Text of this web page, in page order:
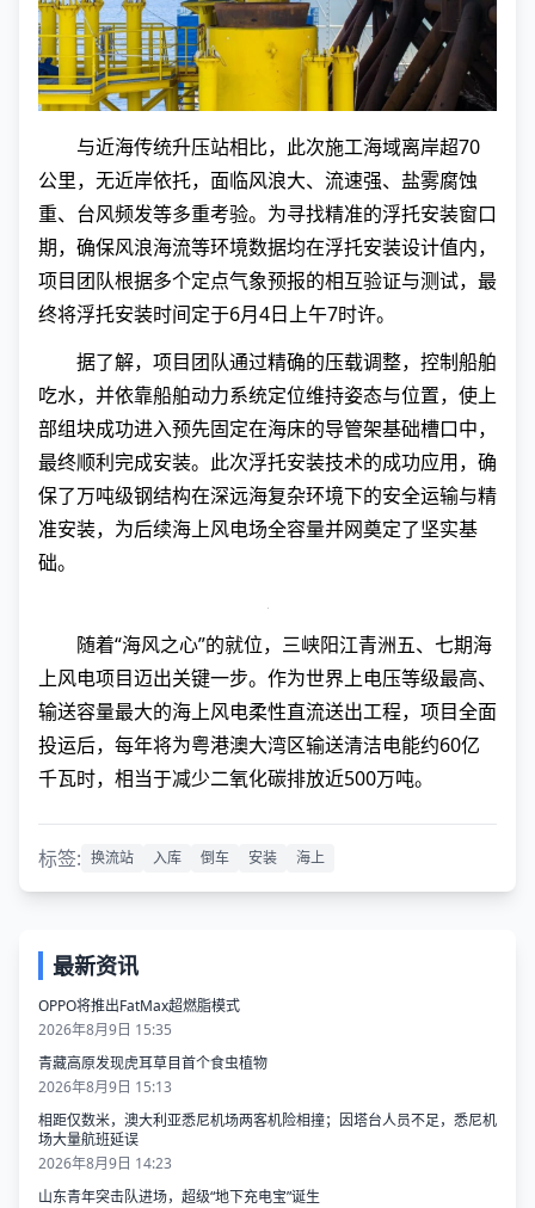
与近海传统升压站相比，此次施工海域离岸超70
公里，无近岸依托，面临风浪大、流速强、盐雾腐蚀
重、台风频发等多重考验。为寻找精准的浮托安装窗口
期，确保风浪海流等环境数据均在浮托安装设计值内，
项目团队根据多个定点气象预报的相互验证与测试，最
终将浮托安装时间定于6月4日上午7时许。
据了解，项目团队通过精确的压载调整，控制船舶
吃水，并依靠船舶动力系统定位维持姿态与位置，使上
部组块成功进入预先固定在海床的导管架基础槽口中，
最终顺利完成安装。此次浮托安装技术的成功应用，确
保了万吨级钢结构在深远海复杂环境下的安全运输与精
准安装，为后续海上风电场全容量并网奠定了坚实基
础。
随着“海风之心”的就位，三峡阳江青洲五、七期海
上风电项目迈出关键一步。作为世界上电压等级最高、
输送容量最大的海上风电柔性直流送出工程，项目全面
投运后，每年将为粤港澳大湾区输送清洁电能约60亿
千瓦时，相当于减少二氧化碳排放近500万吨。
标签: 换流站 入库 倒车 安装 海上
最新资讯
OPPO将推出FatMax超燃脂模式
2026年8月9日 15:35
青藏高原发现虎耳草目首个食虫植物
2026年8月9日 15:13
相距仅数米，澳大利亚悉尼机场两客机险相撞；因塔台人员不足，悉尼机
场大量航班延误
2026年8月9日 14:23
山东青年突击队进场，超级“地下充电宝”诞生